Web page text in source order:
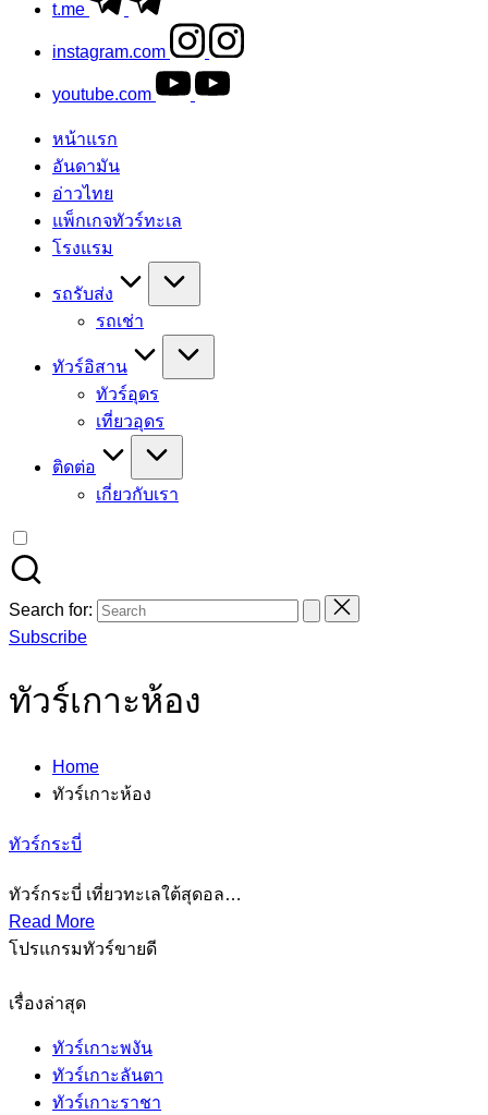
t.me
instagram.com
youtube.com
หน้าแรก
อันดามัน
อ่าวไทย
แพ็กเกจทัวร์ทะเล
โรงแรม
รถรับส่ง
รถเช่า
ทัวร์อิสาน
ทัวร์อุดร
เที่ยวอุดร
ติดต่อ
เกี่ยวกับเรา
Search for:
Subscribe
ทัวร์เกาะห้อง
Home
ทัวร์เกาะห้อง
ทัวร์กระบี่
ทัวร์กระบี่ เที่ยวทะเลใต้สุดอล…
Read More
โปรแกรมทัวร์ขายดี
เรื่องล่าสุด
ทัวร์เกาะพงัน
ทัวร์เกาะลันตา
ทัวร์เกาะราชา